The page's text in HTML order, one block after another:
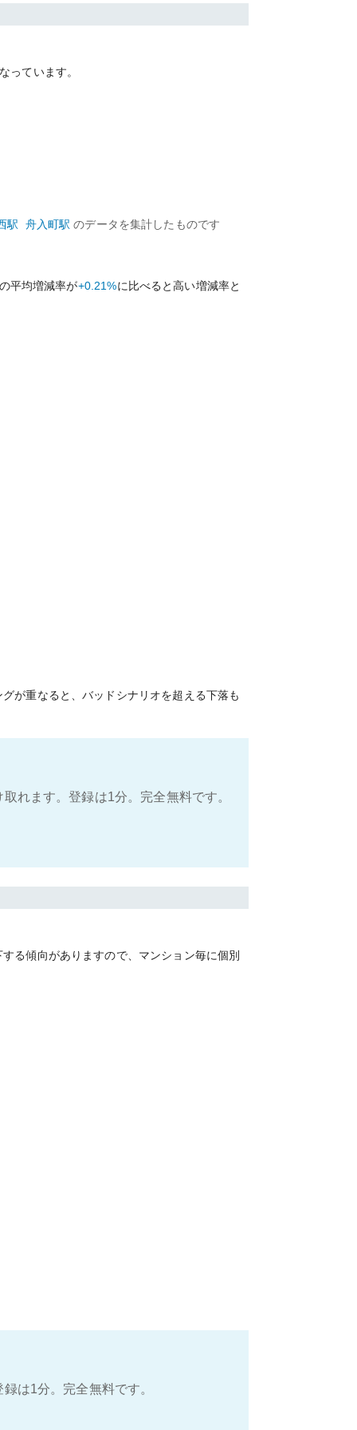
っています。
駅 舟入町駅 のデータを集計したものです
平均増減率が+0.21%に比べると高い増減率と
が重なると、バッドシナリオを超える下落も
れます。登録は1分。完全無料です。
る傾向がありますので、マンション毎に個別
は1分。完全無料です。